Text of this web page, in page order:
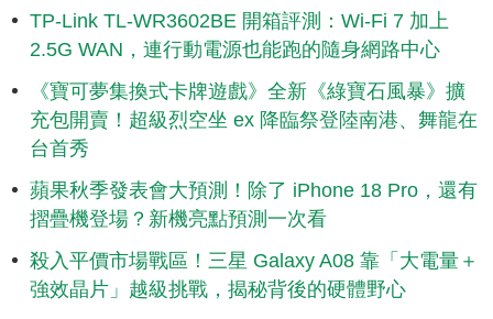
TP-Link TL-WR3602BE 開箱評測：Wi-Fi 7 加上
2.5G WAN，連行動電源也能跑的隨身網路中心
《寶可夢集換式卡牌遊戲》全新《綠寶石風暴》擴
充包開賣！超級烈空坐 ex 降臨祭登陸南港、舞龍在
台首秀
蘋果秋季發表會大預測！除了 iPhone 18 Pro，還有
摺疊機登場？新機亮點預測一次看
殺入平價市場戰區！三星 Galaxy A08 靠「大電量＋
強效晶片」越級挑戰，揭秘背後的硬體野心